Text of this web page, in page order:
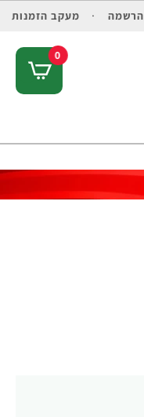
הרשמה מעקב הזמנות
0